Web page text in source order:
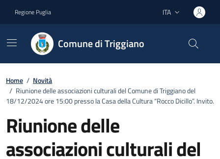
Regione Puglia Lingua attiva:
ITA
Comune di Triggiano
Home / Novità
/ Riunione delle associazioni culturali del Comune di Triggiano del
18/12/2024 ore 15:00 presso la Casa della Cultura “Rocco Dicillo”. Invito.
Riunione delle
associazioni culturali del